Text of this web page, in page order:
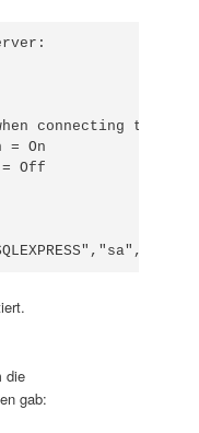
connecting to the
= On
= Off
die
gab: